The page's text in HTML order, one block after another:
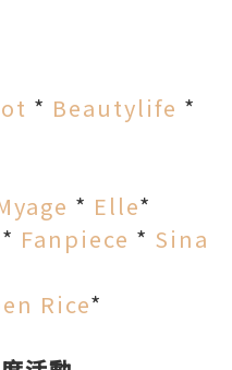
* Beautylife *
* Elle*
* Fanpiece * Sina
Rice*